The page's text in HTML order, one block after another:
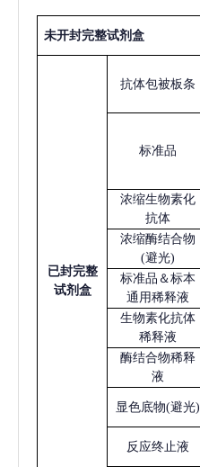
未开封完整试剂盒
已封完整
试剂盒
抗体包被板条
标准品
浓缩生物素化
抗体
浓缩酶结合物
(避光)
标准品＆标本
通用稀释液
生物素化抗体
稀释液
酶结合物稀释
液
显色底物(避光)
反应终止液